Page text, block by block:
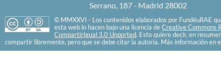
Serrano, 187 - Madrid 28002
© MMXXVI - Los contenidos elaborados por FundéuRAE
esta web lo hacen bajo una licencia de Creative Commons
CompartirIgual 3.0 Unported. Esto quiere decir, en
compartir libremente, pero que se debe citar la autoría. Más información en